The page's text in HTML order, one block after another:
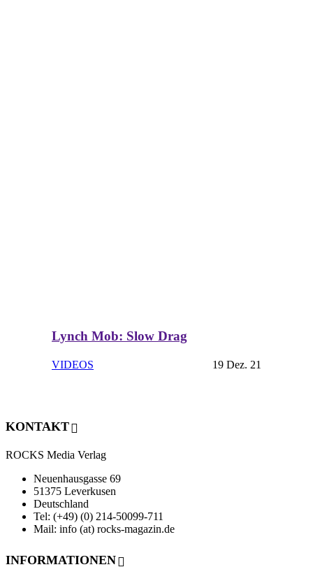
Lynch Mob: Slow Drag
VIDEOS 19 Dez. 21
KONTAKT
ROCKS Media Verlag
Neuenhausgasse 69
51375 Leverkusen
Deutschland
Tel: (+49) (0) 214-50099-711
Mail: info (at) rocks-magazin.de
INFORMATIONEN